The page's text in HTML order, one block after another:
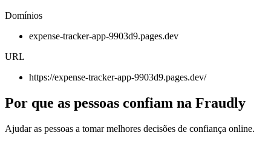
Domínios
expense-tracker-app-9903d9.pages.dev
URL
https://expense-tracker-app-9903d9.pages.dev/
Por que as pessoas confiam na Fraudly
Ajudar as pessoas a tomar melhores decisões de confiança online.